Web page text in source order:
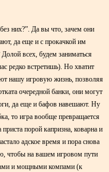
них?”. Да вы что, зачем они
да еще и с прокачкой им
всех, будем заниматься
редко встретишь). Но хватит
нашу игровую жизнь, позволяя
очередной банки, они могут
да еще и бафов навешают. Ну
то игра вообще превращается
порой капризна, коварна и
адское время и пора снова
чтобы на вашем игровом пути
и мощными компами (к